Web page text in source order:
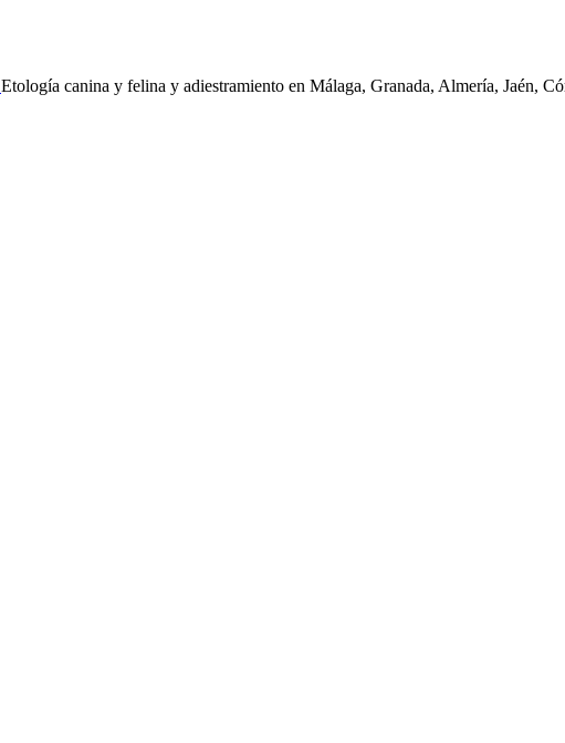
Etología canina y felina y adiestramiento en Málaga, Granada, Almería, Jaén,